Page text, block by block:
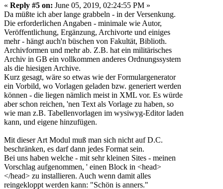
« Reply #5 on: June 05, 2019, 02:24:55 PM »
Da müßte ich aber lange grabbeln - in der Versenkung.
Die erforderlichen Angaben - minimale wie Autor,
Veröffentlichung, Ergänzung, Archivorte und einiges
mehr - hängt auch'n büschen von Fakultät, Biblioth.
Archivformen und mehr ab. Z.B. hat ein militärisches
Archiv in GB ein vollkommen anderes Ordnungssystem
als die hiesigen Archive.
Kurz gesagt, wäre so etwas wie der Formulargenerator
ein Vorbild, wo Vorlagen geladen bzw. generiert werden
können - die liegen nämlich meist in XML vor. Es würde
aber schon reichen, 'nen Text als Vorlage zu haben, so
wie man z.B. Tabellenvorlagen im wysiwyg-Editor laden
kann, und eigene hinzufügen.
Mit dieser Art Modul muß man sich nicht auf D.C.
beschränken, es darf dann jedes Format sein.
Bei uns haben welche - mit sehr kleinen Sites - meinen
Vorschlag aufgenommen, ' einen Block in <head>
</head> zu installieren. Auch wenn damit alles
reingekloppt werden kann: "Schön is anners."